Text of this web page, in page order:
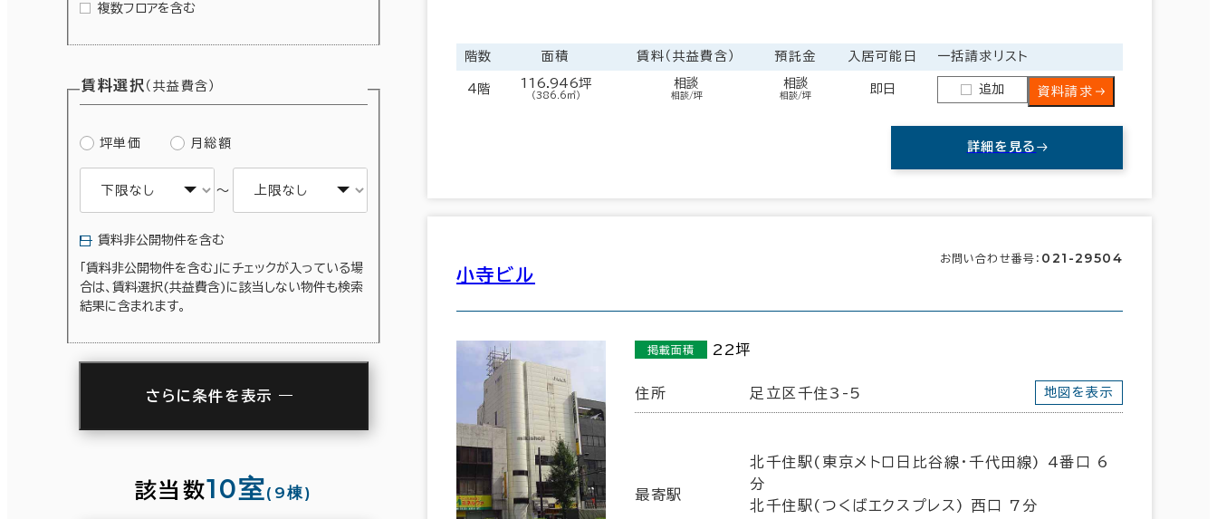
階数 面積 賃料（共益費含） 預託金 入居可能日 一括請求リスト
4階 116.946坪
（386.6㎡）
相談
相談/坪
相談
相談/坪 即日 追加 資料請求
詳細を見る
小寺ビル
お問い合わせ番号： 021-29504
掲載面積 22坪
住所 足立区千住3-5 地図を表示
最寄駅
北千住駅(東京メトロ日比谷線･千代田線) 4番口 6
分
北千住駅(つくばエクスプレス) 西口 7分
複数フロアを含む
賃料選択 （共益費含）
坪単価 月総額
～
賃料非公開物件を含む
「賃料非公開物件を含む」にチェックが入っている場
合は、賃料選択(共益費含)に該当しない物件も検索
結果に含まれます。
さらに条件を表示
該当数10室(9棟)